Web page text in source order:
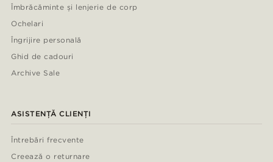
Îmbrăcăminte și lenjerie de corp
Ochelari
Îngrijire personală
Ghid de cadouri
Archive Sale
ASISTENȚĂ CLIENȚI
Întrebări frecvente
Creează o returnare